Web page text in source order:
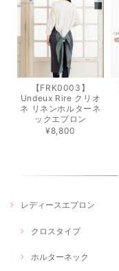
【FRK0003】
Undeux Rire クリオ
ネ リネンホルターネ
ックエプロン
¥8,800
レディースエプロン
クロスタイプ
ホルターネック